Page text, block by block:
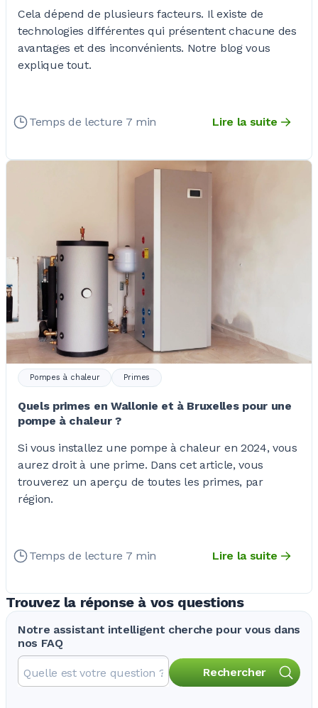
Cela dépend de plusieurs facteurs. Il existe de
technologies différentes qui présentent chacune des
avantages et des inconvénients. Notre blog vous
explique tout.
Temps de lecture 7 min Lire la suite
Pompes à chaleur Primes
Quels primes en Wallonie et à Bruxelles pour une
pompe à chaleur ?
Si vous installez une pompe à chaleur en 2024, vous
aurez droit à une prime. Dans cet article, vous
trouverez un aperçu de toutes les primes, par
région.
Temps de lecture 7 min Lire la suite
Trouvez la réponse à vos questions
Notre assistant intelligent cherche pour vous dans
nos FAQ
Rechercher